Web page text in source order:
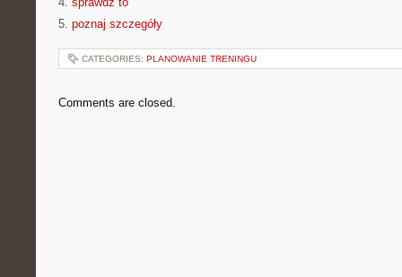
5. poznaj szczegóły
CATEGORIES: PLANOWANIE TRENINGU
Comments are closed.